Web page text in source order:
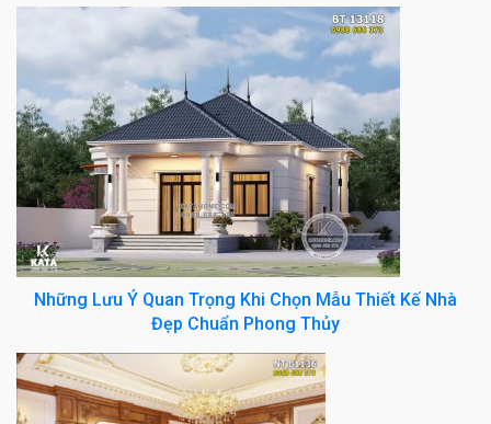
Những Lưu Ý Quan Trọng Khi Chọn Mẫu Thiết Kế Nhà
Đẹp Chuẩn Phong Thủy